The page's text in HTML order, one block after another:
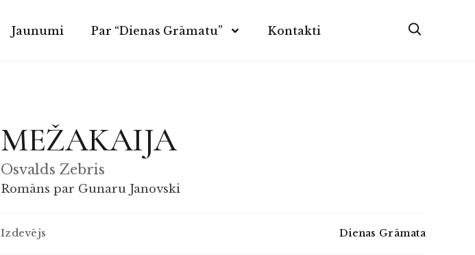
Jaunumi Par “Dienas Grāmatu” Kontakti
MEŽAKAIJA
Osvalds Zebris
Romāns par Gunaru Janovski
Izdevējs Dienas Grāmata